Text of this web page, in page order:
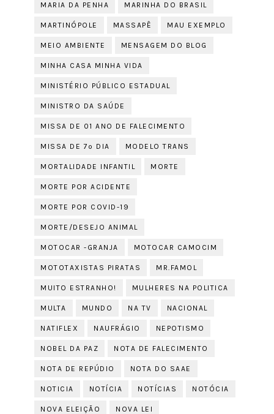
MARIA DA PENHA MARINHA DO BRASIL
MARTINÓPOLE MASSAPÊ MAU EXEMPLO
MEIO AMBIENTE MENSAGEM DO BLOG
MINHA CASA MINHA VIDA
MINISTÉRIO PÚBLICO ESTADUAL
MINISTRO DA SAÚDE
MISSA DE 01 ANO DE FALECIMENTO
MISSA DE 7º DIA MODELO TRANS
MORTALIDADE INFANTIL MORTE
MORTE POR ACIDENTE
MORTE POR COVID-19
MORTE/DESEJO ANIMAL
MOTOCAR -GRANJA MOTOCAR CAMOCIM
MOTOTAXISTAS PIRATAS MR.FAMOL
MUITO ESTRANHO! MULHERES NA POLITICA
MULTA MUNDO NA TV NACIONAL
NATIFLEX NAUFRÁGIO NEPOTISMO
NOBEL DA PAZ NOTA DE FALECIMENTO
NOTA DE REPÚDIO NOTA DO SAAE
NOTICIA NOTÍCIA NOTÍCIAS NOTÓCIA
NOVA ELEIÇÃO NOVA LEI